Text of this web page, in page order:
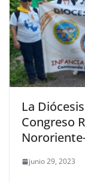
La
Congreso
junio 29, 2023